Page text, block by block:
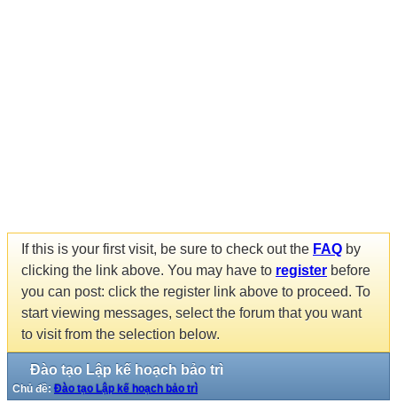
If this is your first visit, be sure to check out the FAQ by
clicking the link above. You may have to register before
you can post: click the register link above to proceed. To
start viewing messages, select the forum that you want
to visit from the selection below.
Đào tạo Lập kế hoạch bảo trì
Chủ đề: Đào tạo Lập kế hoạch bảo trì